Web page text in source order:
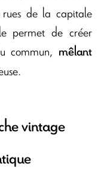
de la capitale
permet de créer
commun, mêlant
vintage